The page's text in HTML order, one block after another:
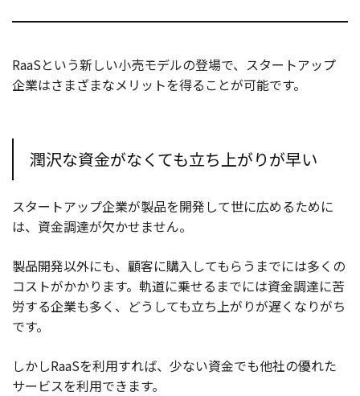
RaaSという新しい小売モデルの登場で、スタートアップ
企業はさまざまなメリットを得ることが可能です。
潤沢な資金がなくても立ち上がりが早い
スタートアップ企業が製品を開発して世に広めるために
は、資金調達が欠かせません。
製品開発以外にも、顧客に購入してもらうまでには多くの
コストがかかります。軌道に乗せるまでには資金調達に苦
労する企業も多く、どうしても立ち上がりが遅くなりがち
です。
しかしRaaSを利用すれば、少ない資金でも他社の優れた
サービスを利用できます。